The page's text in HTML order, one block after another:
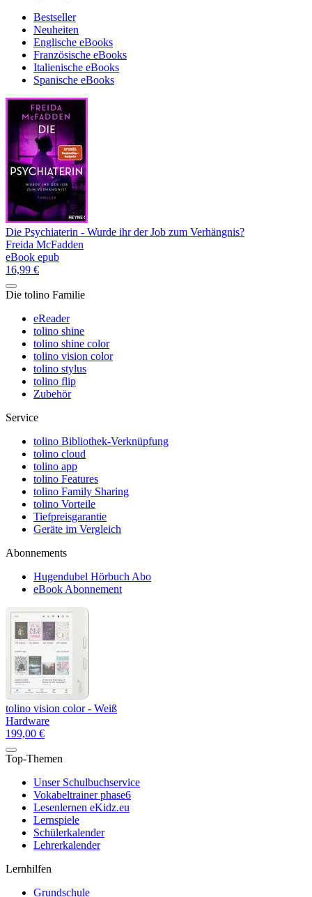
Bestseller
Neuheiten
Englische eBooks
Französische eBooks
Italienische eBooks
Spanische eBooks
Die Psychiaterin - Wurde ihr der Job zum Verhängnis?
Freida McFadden
eBook epub
16,99 €
Die tolino Familie
eReader
tolino shine
tolino shine color
tolino vision color
tolino stylus
tolino flip
Zubehör
Service
tolino Bibliothek-Verknüpfung
tolino cloud
tolino app
tolino Features
tolino Family Sharing
tolino Vorteile
Tiefpreisgarantie
Geräte im Vergleich
Abonnements
Hugendubel Hörbuch Abo
eBook Abonnement
tolino vision color - Weiß
Hardware
199,00 €
Top-Themen
Unser Schulbuchservice
Vokabeltrainer phase6
Lesenlernen eKidz.eu
Lernspiele
Schülerkalender
Lehrerkalender
Lernhilfen
Grundschule